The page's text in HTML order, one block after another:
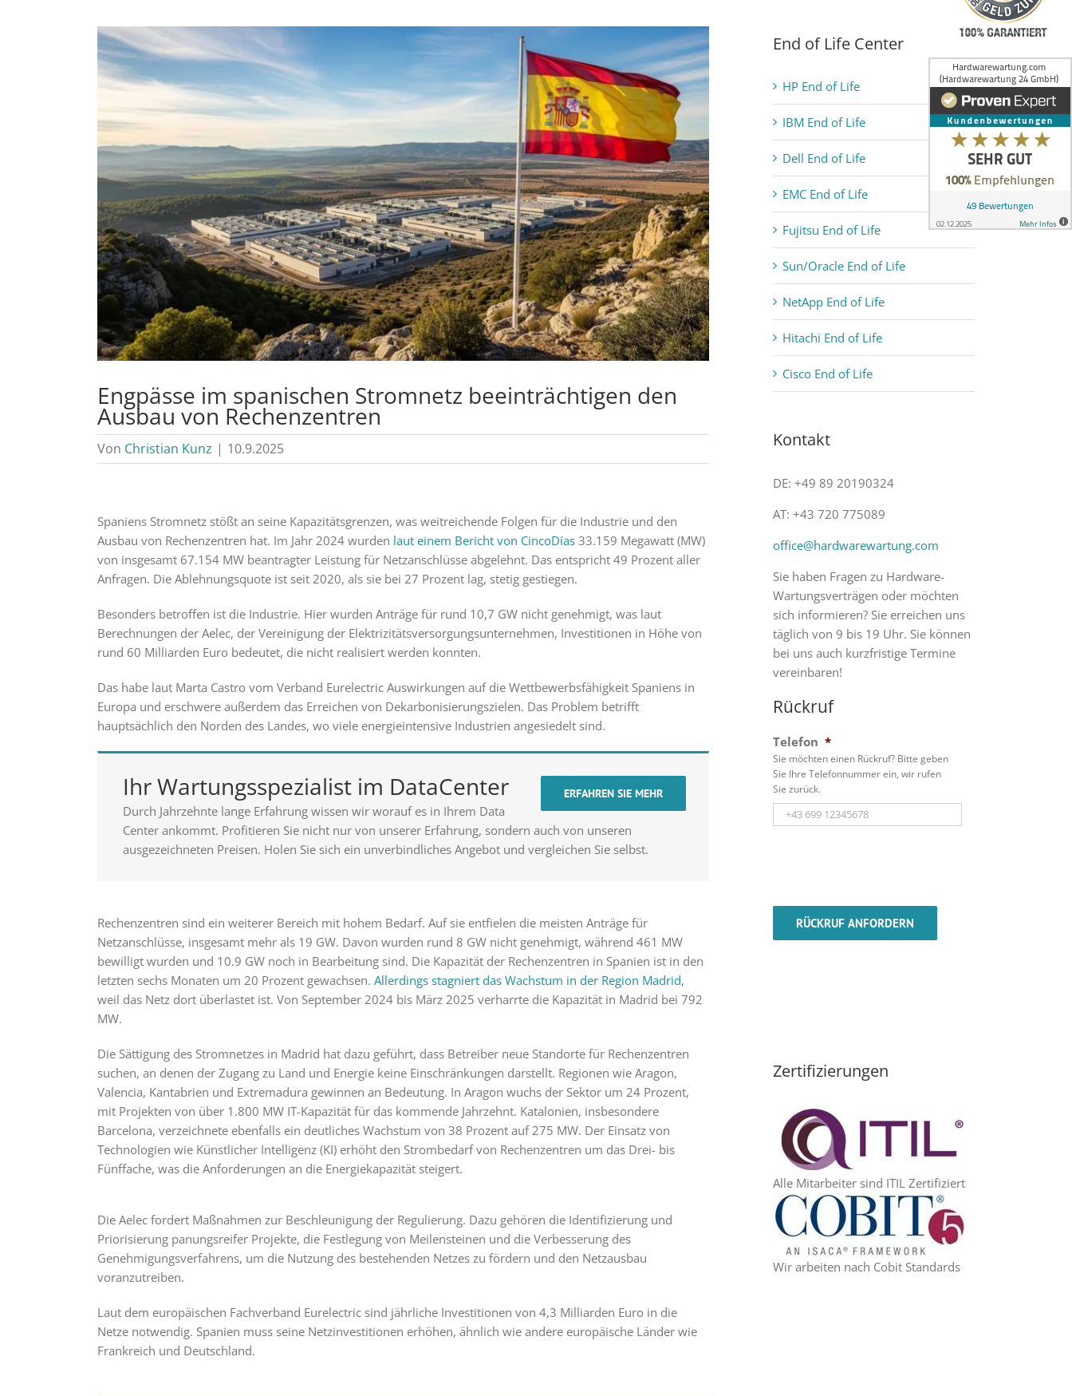
Engpässe im spanischen Stromnetz beeinträchtigen den
Ausbau von Rechenzentren
Von Christian Kunz | 10.9.2025
Spaniens Stromnetz stößt an seine Kapazitätsgrenzen, was weitreichende Folgen für die Industrie und den
Ausbau von Rechenzentren hat. Im Jahr 2024 wurden laut einem Bericht von CincoDías33.159 Megawatt (MW)
von insgesamt 67.154 MW beantragter Leistung für Netzanschlüsse abgelehnt. Das entspricht 49 Prozent aller
Anfragen. Die Ablehnungsquote ist seit 2020, als sie bei 27 Prozent lag, stetig gestiegen.
Besonders betroffen ist die Industrie. Hier wurden Anträge für rund 10,7 GW nicht genehmigt, was laut
Berechnungen der Aelec, der Vereinigung der Elektrizitätsversorgungsunternehmen, Investitionen in Höhe von
rund 60 Milliarden Euro bedeutet, die nicht realisiert werden konnten.
Das habe laut Marta Castro vom Verband Eurelectric Auswirkungen auf die Wettbewerbsfähigkeit Spaniens in
Europa und erschwere außerdem das Erreichen von Dekarbonisierungszielen. Das Problem betrifft
hauptsächlich den Norden des Landes, wo viele energieintensive Industrien angesiedelt sind.
ERFAHREN SIE MEHR
Ihr Wartungsspezialist im DataCenter
Durch Jahrzehnte lange Erfahrung wissen wir worauf es in Ihrem Data
Center ankommt. Profitieren Sie nicht nur von unserer Erfahrung, sondern auch von unseren
ausgezeichneten Preisen. Holen Sie sich ein unverbindliches Angebot und vergleichen Sie selbst.
Rechenzentren sind ein weiterer Bereich mit hohem Bedarf. Auf sie entfielen die meisten Anträge für
Netzanschlüsse, insgesamt mehr als 19 GW. Davon wurden rund 8 GW nicht genehmigt, während 461 MW
bewilligt wurden und 10.9 GW noch in Bearbeitung sind. Die Kapazität der Rechenzentren in Spanien ist in den
letzten sechs Monaten um 20 Prozent gewachsen. Allerdings stagniert das Wachstum in der Region Madrid,
weil das Netz dort überlastet ist. Von September 2024 bis März 2025 verharrte die Kapazität in Madrid bei 792
MW.
Die Sättigung des Stromnetzes in Madrid hat dazu geführt, dass Betreiber neue Standorte für Rechenzentren
suchen, an denen der Zugang zu Land und Energie keine Einschränkungen darstellt. Regionen wie Aragon,
Valencia, Kantabrien und Extremadura gewinnen an Bedeutung. In Aragon wuchs der Sektor um 24 Prozent,
mit Projekten von über 1.800 MW IT-Kapazität für das kommende Jahrzehnt. Katalonien, insbesondere
Barcelona, verzeichnete ebenfalls ein deutliches Wachstum von 38 Prozent auf 275 MW. Der Einsatz von
Technologien wie Künstlicher Intelligenz (KI) erhöht den Strombedarf von Rechenzentren um das Drei- bis
Fünffache, was die Anforderungen an die Energiekapazität steigert.
Die Aelec fordert Maßnahmen zur Beschleunigung der Regulierung. Dazu gehören die Identifizierung und
Priorisierung panungsreifer Projekte, die Festlegung von Meilensteinen und die Verbesserung des
Genehmigungsverfahrens, um die Nutzung des bestehenden Netzes zu fördern und den Netzausbau
voranzutreiben.
Laut dem europäischen Fachverband Eurelectric sind jährliche Investitionen von 4,3 Milliarden Euro in die
Netze notwendig. Spanien muss seine Netzinvestitionen erhöhen, ähnlich wie andere europäische Länder wie
Frankreich und Deutschland.
End of Life Center
HP End of Life
IBM End of Life
Dell End of Life
EMC End of Life
Fujitsu End of Life
Sun/Oracle End of Life
NetApp End of Life
Hitachi End of Life
Cisco End of Life
Kontakt
DE: +49 89 20190324
AT: +43 720 775089
office@hardwarewartung.com
Sie haben Fragen zu Hardware-
Wartungsverträgen oder möchten
sich informieren? Sie erreichen uns
täglich von 9 bis 19 Uhr. Sie können
bei uns auch kurzfristige Termine
vereinbaren!
Rückruf
Telefon *
Sie möchten einen Rückruf? Bitte geben
Sie Ihre Telefonnummer ein, wir rufen
Sie zurück.
Zertifizierungen
Alle Mitarbeiter sind ITIL Zertifiziert
Wir arbeiten nach Cobit Standards